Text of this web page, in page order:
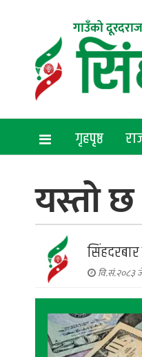
गाउँको
गृहपृष्ठ
यस्तो
वि.सं.२०८३